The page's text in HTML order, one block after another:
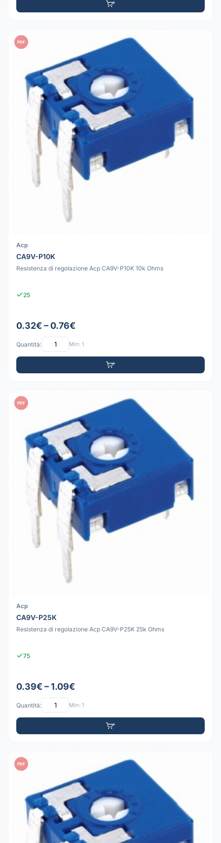
PDF
Acp
CA9V-P10K
Resistenza di regolazione Acp CA9V-P10K 10k Ohms
25
0.32€ – 0.76€
Quantità: Min: 1
PDF
Acp
CA9V-P25K
Resistenza di regolazione Acp CA9V-P25K 25k Ohms
75
0.39€ – 1.09€
Quantità: Min: 1
PDF